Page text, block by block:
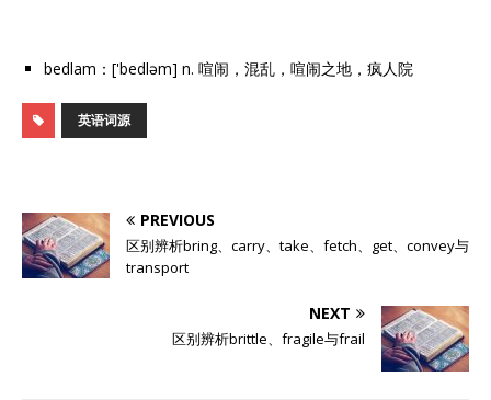
bedlam：['bedləm] n. 喧闹，混乱，喧闹之地，疯人院
英语词源
PREVIOUS
区别辨析bring、carry、take、fetch、get、convey与
transport
NEXT
区别辨析brittle、fragile与frail